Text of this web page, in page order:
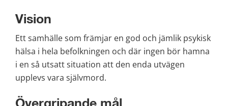
Vision
Ett samhälle som främjar en god och jämlik psykisk
hälsa i hela befolkningen och där ingen bör hamna
i en så utsatt situation att den enda utvägen
upplevs vara självmord.